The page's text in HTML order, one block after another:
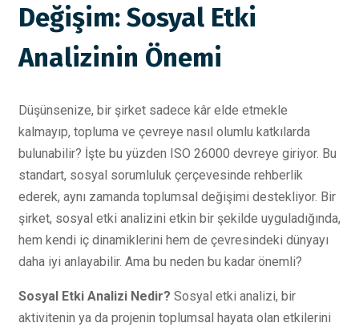
Değişim: Sosyal Etki
Analizinin Önemi
Düşünsenize, bir şirket sadece kâr elde etmekle
kalmayıp, topluma ve çevreye nasıl olumlu katkılarda
bulunabilir? İşte bu yüzden ISO 26000 devreye giriyor. Bu
standart, sosyal sorumluluk çerçevesinde rehberlik
ederek, aynı zamanda toplumsal değişimi destekliyor. Bir
şirket, sosyal etki analizini etkin bir şekilde uyguladığında,
hem kendi iç dinamiklerini hem de çevresindeki dünyayı
daha iyi anlayabilir. Ama bu neden bu kadar önemli?
Sosyal Etki Analizi Nedir? Sosyal etki analizi, bir
aktivitenin ya da projenin toplumsal hayata olan etkilerini